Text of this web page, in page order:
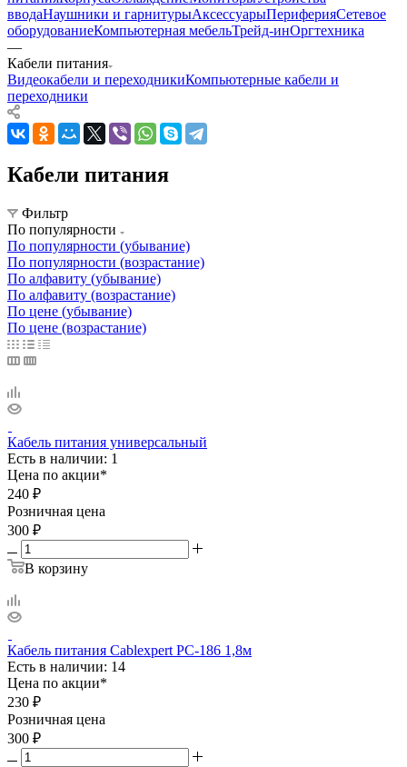
вводаНаушники и гарнитурыАксессуарыПериферияСетевое
оборудованиеКомпьютерная мебельТрейд-инОргтехника
—
Кабели питания
Видеокабели и переходникиКомпьютерные кабели и
переходники
Кабели питания
Фильтр
По популярности
По популярности (убывание)
По популярности (возрастание)
По алфавиту (убывание)
По алфавиту (возрастание)
По цене (убывание)
По цене (возрастание)
Кабель питания универсальный
Есть в наличии: 1
Цена по акции*
240 ₽
Розничная цена
300 ₽
В корзину
Кабель питания Cablexpert PC-186 1,8м
Есть в наличии: 14
Цена по акции*
230 ₽
Розничная цена
300 ₽